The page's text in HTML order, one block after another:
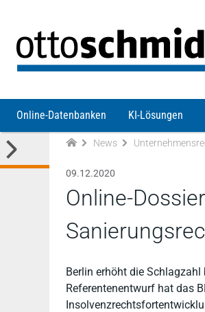
Online-Datenbanken KI-Lösungen
News
09.12.2020
Online-
Berlin erhöht die
Referentenentwurf hat das